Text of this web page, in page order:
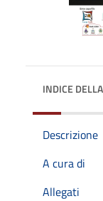
INDICE
Descrizione
A cura di
Allegati